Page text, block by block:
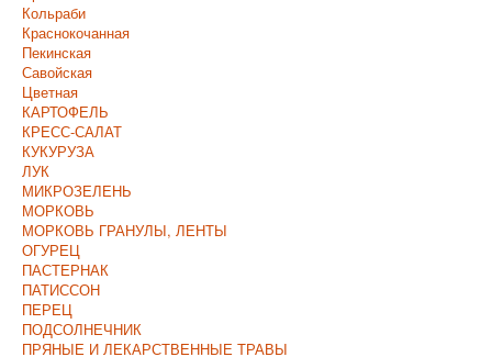
Кольраби
Краснокочанная
Пекинская
Савойская
Цветная
КАРТОФЕЛЬ
КРЕСС-САЛАТ
КУКУРУЗА
ЛУК
МИКРОЗЕЛЕНЬ
МОРКОВЬ
МОРКОВЬ ГРАНУЛЫ, ЛЕНТЫ
ОГУРЕЦ
ПАСТЕРНАК
ПАТИССОН
ПЕРЕЦ
ПОДСОЛНЕЧНИК
ПРЯНЫЕ И ЛЕКАРСТВЕННЫЕ ТРАВЫ